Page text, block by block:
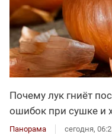
Почему лук гниёт
ошибок при сушке и
Панорама сегодня,